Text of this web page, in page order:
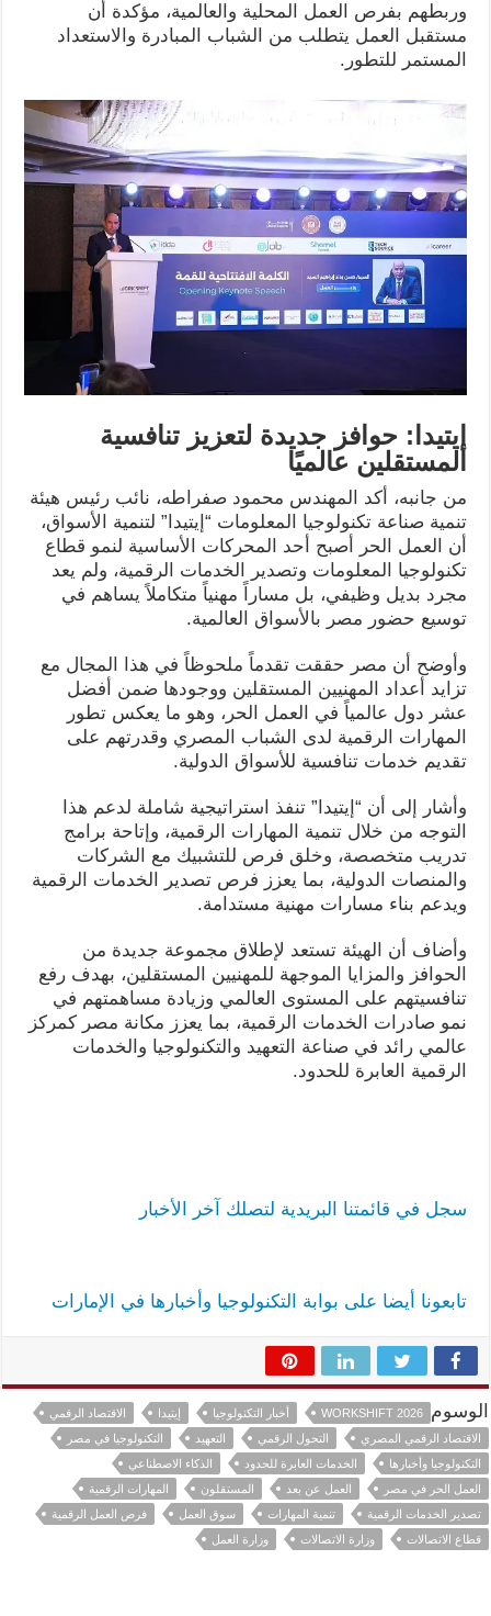
وربطهم بفرص العمل المحلية والعالمية، مؤكدة أن
مستقبل العمل يتطلب من الشباب المبادرة والاستعداد
المستمر للتطور.
إيتيدا: حوافز جديدة لتعزيز تنافسية
المستقلين عالميًا
من جانبه، أكد المهندس محمود صفراطه، نائب رئيس هيئة
تنمية صناعة تكنولوجيا المعلومات “إيتيدا” لتنمية الأسواق،
أن العمل الحر أصبح أحد المحركات الأساسية لنمو قطاع
تكنولوجيا المعلومات وتصدير الخدمات الرقمية، ولم يعد
مجرد بديل وظيفي، بل مساراً مهنياً متكاملاً يساهم في
توسيع حضور مصر بالأسواق العالمية.
وأوضح أن مصر حققت تقدماً ملحوظاً في هذا المجال مع
تزايد أعداد المهنيين المستقلين ووجودها ضمن أفضل
عشر دول عالمياً في العمل الحر، وهو ما يعكس تطور
المهارات الرقمية لدى الشباب المصري وقدرتهم على
تقديم خدمات تنافسية للأسواق الدولية.
وأشار إلى أن “إيتيدا” تنفذ استراتيجية شاملة لدعم هذا
التوجه من خلال تنمية المهارات الرقمية، وإتاحة برامج
تدريب متخصصة، وخلق فرص للتشبيك مع الشركات
والمنصات الدولية، بما يعزز فرص تصدير الخدمات الرقمية
ويدعم بناء مسارات مهنية مستدامة.
وأضاف أن الهيئة تستعد لإطلاق مجموعة جديدة من
الحوافز والمزايا الموجهة للمهنيين المستقلين، بهدف رفع
تنافسيتهم على المستوى العالمي وزيادة مساهمتهم في
نمو صادرات الخدمات الرقمية، بما يعزز مكانة مصر كمركز
عالمي رائد في صناعة التعهيد والتكنولوجيا والخدمات
الرقمية العابرة للحدود.
سجل في قائمتنا البريدية لتصلك آخر الأخبار
تابعونا أيضا على بوابة التكنولوجيا وأخبارها في الإمارات
الوسوم WORKSHIFT 2026 أخبار التكنولوجيا إيتيدا
الاقتصاد الرقمي
الاقتصاد الرقمي المصري
التحول الرقمي التعهيد
التكنولوجيا في مصر
التكنولوجيا وأخبارها
الخدمات العابرة للحدود
الذكاء الاصطناعي
العمل الحر في مصر
العمل عن بعد المستقلون
المهارات الرقمية
تصدير الخدمات الرقمية
تنمية المهارات سوق العمل
فرص العمل الرقمية
قطاع الاتصالات
وزارة الاتصالات وزارة العمل